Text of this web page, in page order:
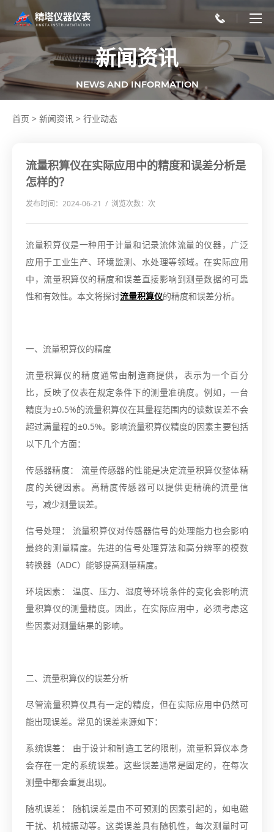
新闻资讯
NEWS AND INFORMATION
首页 > 新闻资讯 > 行业动态
流量积算仪在实际应用中的精度和误差分析是
怎样的？
发布时间：2024-06-21 / 浏览次数： 次
流量积算仪是一种用于计量和记录流体流量的仪器，广泛
应用于工业生产、环境监测、水处理等领域。在实际应用
中，流量积算仪的精度和误差直接影响到测量数据的可靠
性和有效性。本文将探讨流量积算仪的精度和误差分析。
一、流量积算仪的精度
流量积算仪的精度通常由制造商提供，表示为一个百分
比，反映了仪表在规定条件下的测量准确度。例如，一台
精度为±0.5%的流量积算仪在其量程范围内的读数误差不会
超过满量程的±0.5%。影响流量积算仪精度的因素主要包括
以下几个方面：
传感器精度： 流量传感器的性能是决定流量积算仪整体精
度的关键因素。高精度传感器可以提供更精确的流量信
号，减少测量误差。
信号处理： 流量积算仪对传感器信号的处理能力也会影响
最终的测量精度。先进的信号处理算法和高分辨率的模数
转换器（ADC）能够提高测量精度。
环境因素： 温度、压力、湿度等环境条件的变化会影响流
量积算仪的测量精度。因此，在实际应用中，必须考虑这
些因素对测量结果的影响。
二、流量积算仪的误差分析
尽管流量积算仪具有一定的精度，但在实际应用中仍然可
能出现误差。常见的误差来源如下：
系统误差： 由于设计和制造工艺的限制，流量积算仪本身
会存在一定的系统误差。这些误差通常是固定的，在每次
测量中都会重复出现。
随机误差： 随机误差是由不可预测的因素引起的，如电磁
干扰、机械振动等。这类误差具有随机性，每次测量时可